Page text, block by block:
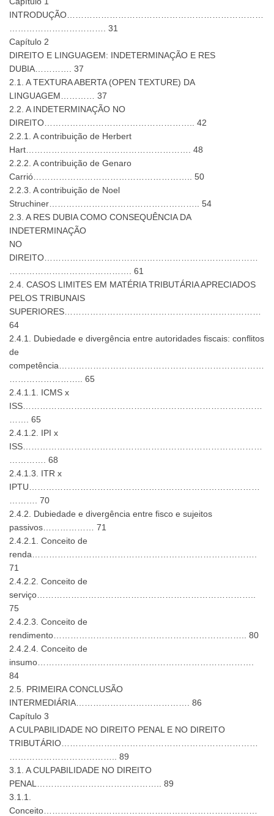
INTRODUÇÃO……………………………………………………………
……………………………. 31
Capítulo 2
DIREITO E LINGUAGEM: INDETERMINAÇÃO E RES
DUBIA…………. 37
2.1. A TEXTURA ABERTA (OPEN TEXTURE) DA
LINGUAGEM………… 37
2.2. A INDETERMINAÇÃO NO
DIREITO…………………………………………….. 42
2.2.1. A contribuição de Herbert
Hart…………………………………………………. 48
2.2.2. A contribuição de Genaro
Carrió……………………………………………….. 50
2.2.3. A contribuição de Noel
Struchiner…………………………………………….. 54
2.3. A RES DUBIA COMO CONSEQUÊNCIA DA
INDETERMINAÇÃO
NO
DIREITO…………………………………………………………………
……………………………………. 61
2.4. CASOS LIMITES EM MATÉRIA TRIBUTÁRIA APRECIADOS
PELOS TRIBUNAIS
SUPERIORES……………………………………………………………
64
2.4.1. Dubiedade e divergência entre autoridades fiscais: conflitos
de
competência………………………………………………………………
…………………….. 65
2.4.1.1. ICMS x
ISS…………………………………………………………………………
……. 65
2.4.1.2. IPI x
ISS…………………………………………………………………………
…………. 68
2.4.1.3. ITR x
IPTU………………………………………………………………………
………. 70
2.4.2. Dubiedade e divergência entre fisco e sujeitos
passivos……………… 71
2.4.2.1. Conceito de
renda…………………………………………………………………….
71
2.4.2.2. Conceito de
serviço…………………………………………………………………..
75
2.4.2.3. Conceito de
rendimento………………………………………………………….. 80
2.4.2.4. Conceito de
insumo………………………………………………………………….
84
2.5. PRIMEIRA CONCLUSÃO
INTERMEDIÁRIA…………………………………. 86
Capítulo 3
A CULPABILIDADE NO DIREITO PENAL E NO DIREITO
TRIBUTÁRIO……………………………………………………………
……………………………….. 89
3.1. A CULPABILIDADE NO DIREITO
PENAL…………………………………….. 89
3.1.1.
Conceito…………………………………………………………………